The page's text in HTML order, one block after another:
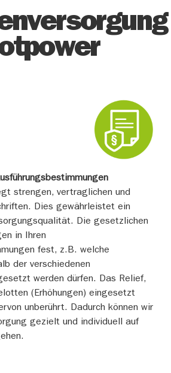
strengen, vertraglichen und
Dies gewährleistet ein
Die gesetzlichen
in Ihren
fest, z.B. welche
der verschiedenen
werden dürfen. Das Relief,
(Erhöhungen) eingesetzt
unberührt. Dadurch können wir
gezielt und individuell auf